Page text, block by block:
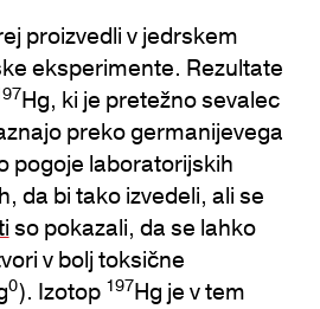
proizvedli v jedrskem
eksperimente. Rezultate
Hg, ki je pretežno sevalec
preko germanijevega
pogoje laboratorijskih
da bi tako izvedeli, ali se
so pokazali, da se lahko
v bolj toksične
0). Izotop 197Hg je v tem